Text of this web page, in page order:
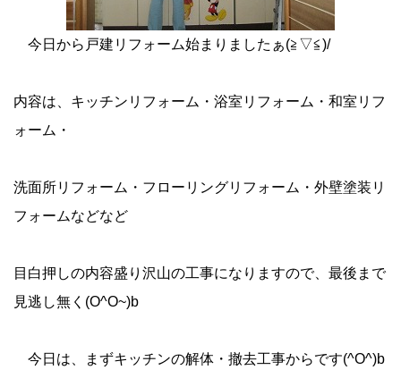
今日から戸建リフォーム始まりましたぁ(≧▽≦)/
内容は、キッチンリフォーム・浴室リフォーム・和室リフ
ォーム・
洗面所リフォーム・フローリングリフォーム・外壁塗装リ
フォームなどなど
目白押しの内容盛り沢山の工事になりますので、最後まで
見逃し無く(O^O~)b
今日は、まずキッチンの解体・撤去工事からです(^O^)b